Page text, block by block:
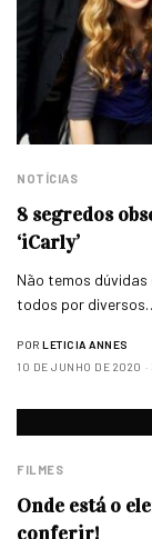
NOTÍCIAS
8 segredos
‘iCarly’
Não temos dúvidas
todos por
POR LETICIA ANNES
10 DE JUNHO DE 2020
FILMES
Onde está o
conferir!